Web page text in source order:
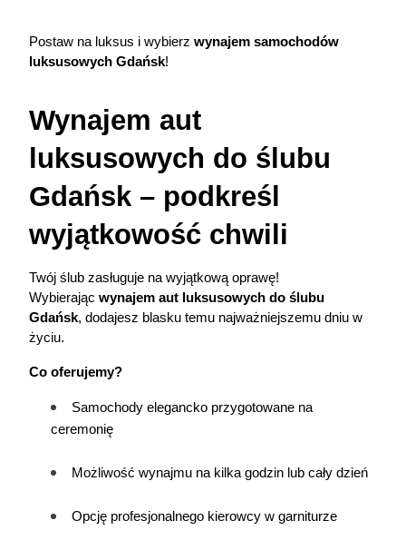
Postaw na luksus i wybierz wynajem samochodów
luksusowych Gdańsk!
Wynajem aut
luksusowych do ślubu
Gdańsk – podkreśl
wyjątkowość chwili
Twój ślub zasługuje na wyjątkową oprawę!
Wybierając wynajem aut luksusowych do ślubu
Gdańsk, dodajesz blasku temu najważniejszemu dniu w
życiu.
Co oferujemy?
Samochody elegancko przygotowane na
ceremonię
Możliwość wynajmu na kilka godzin lub cały dzień
Opcję profesjonalnego kierowcy w garniturze